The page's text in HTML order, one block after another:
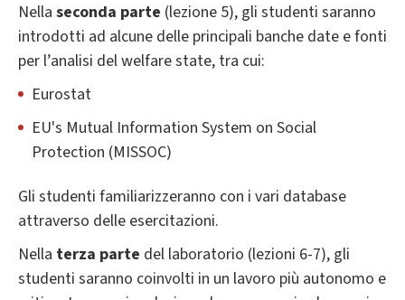
Nella seconda parte (lezione 5), gli studenti saranno
introdotti ad alcune delle principali banche date e fonti
per l’analisi del welfare state, tra cui:
Eurostat
EU's Mutual Information System on Social
Protection (MISSOC)
Gli studenti familiarizzeranno con i vari database
attraverso delle esercitazioni.
Nella terza parte del laboratorio (lezioni 6-7), gli
studenti saranno coinvolti in un lavoro più autonomo e